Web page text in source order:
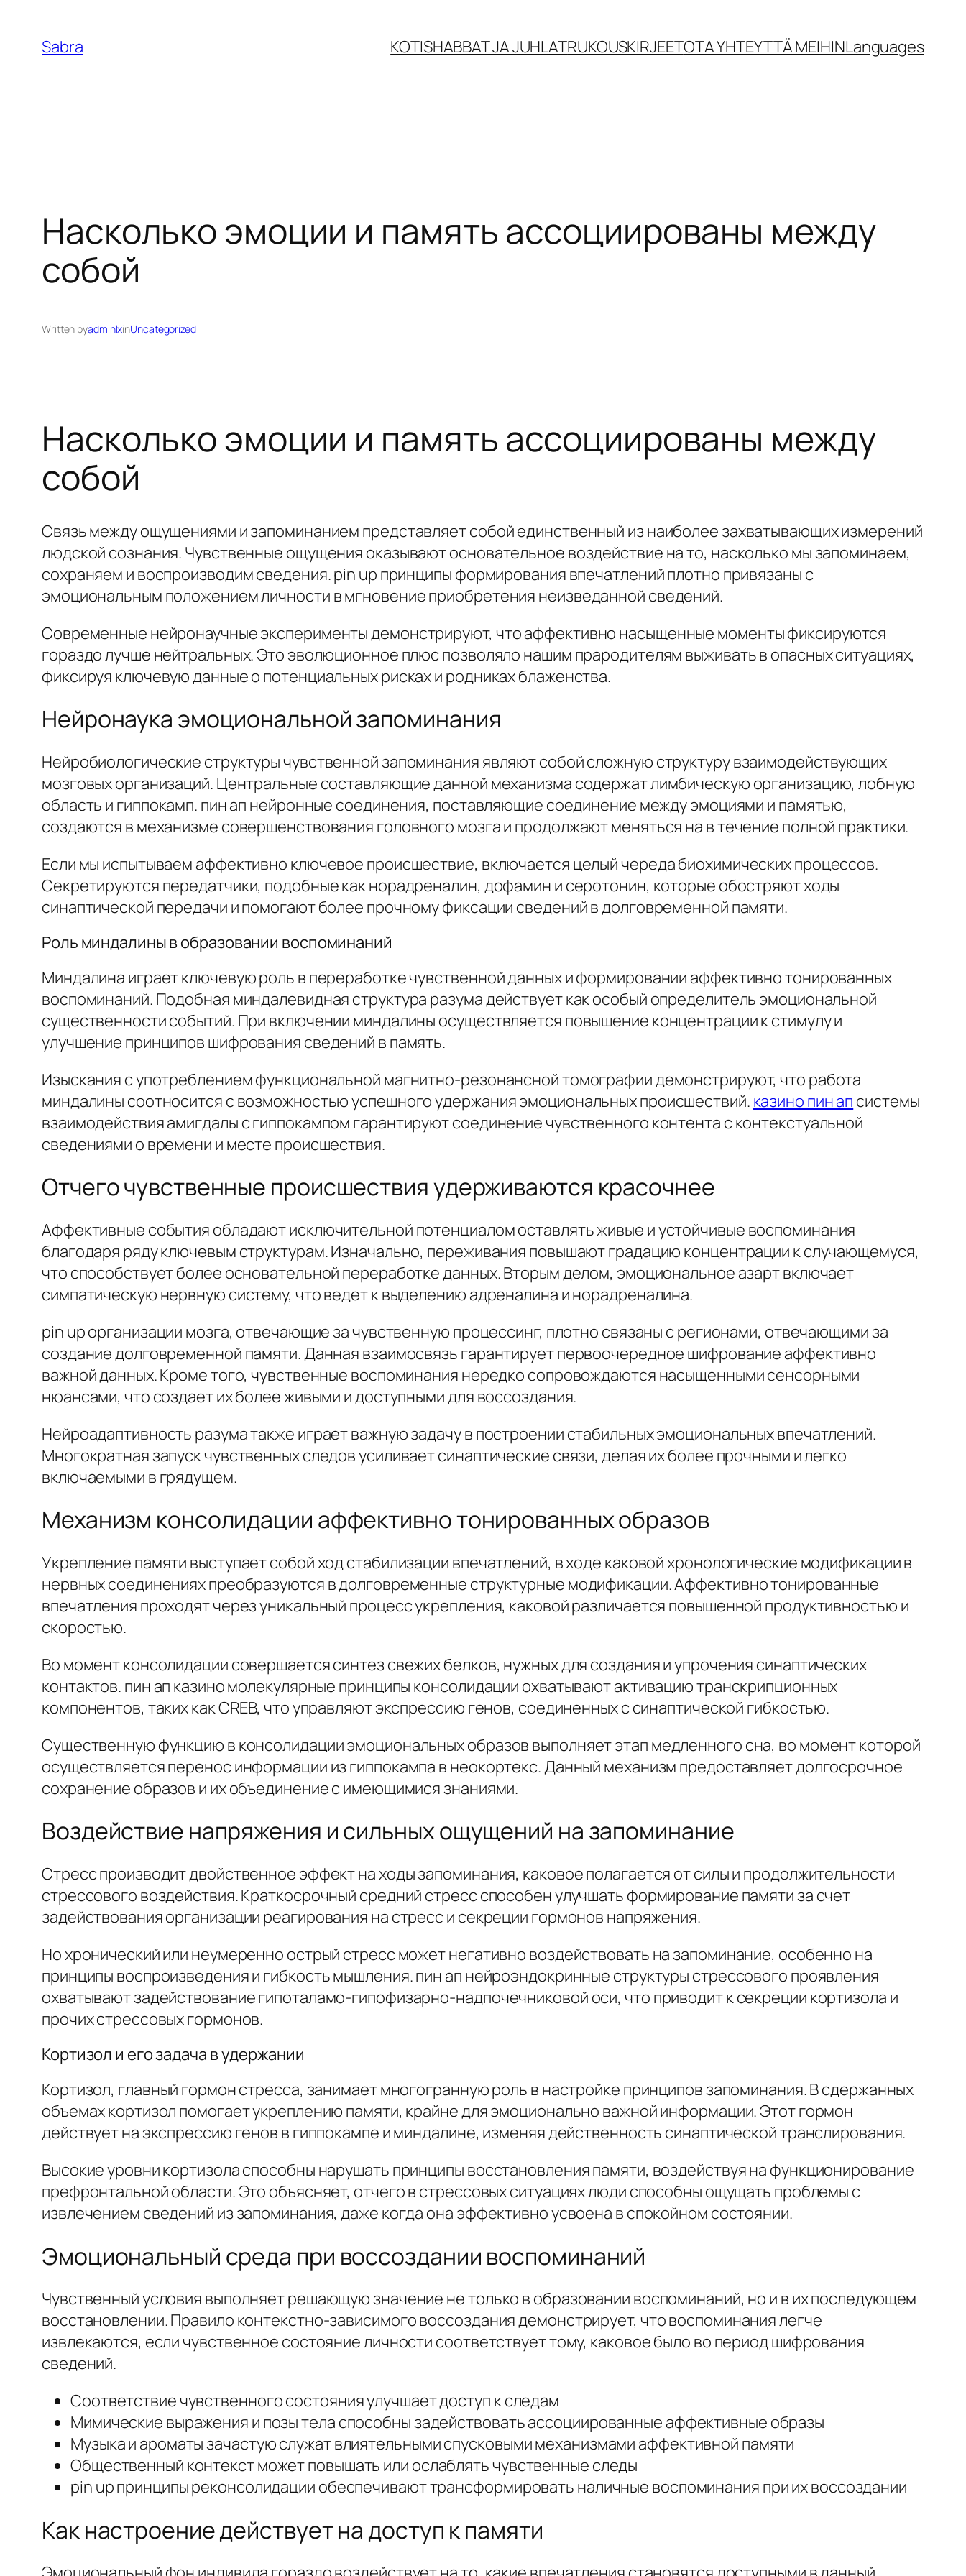
content
Sabra KOTISHABBAT JA JUHLATRUKOUSKIRJEETOTA YHTEYTTÄ MEIHINLanguages
Насколько эмоции и память ассоциированы между
собой
Written byadmlnlxinUncategorized
Насколько эмоции и память ассоциированы между
собой
Связь между ощущениями и запоминанием представляет собой единственный из наиболее захватывающих измерений
людской сознания. Чувственные ощущения оказывают основательное воздействие на то, насколько мы запоминаем,
сохраняем и воспроизводим сведения. pin up принципы формирования впечатлений плотно привязаны с
эмоциональным положением личности в мгновение приобретения неизведанной сведений.
Современные нейронаучные эксперименты демонстрируют, что аффективно насыщенные моменты фиксируются
гораздо лучше нейтральных. Это эволюционное плюс позволяло нашим прародителям выживать в опасных ситуациях,
фиксируя ключевую данные о потенциальных рисках и родниках блаженства.
Нейронаука эмоциональной запоминания
Нейробиологические структуры чувственной запоминания являют собой сложную структуру взаимодействующих
мозговых организаций. Центральные составляющие данной механизма содержат лимбическую организацию, лобную
область и гиппокамп. пин ап нейронные соединения, поставляющие соединение между эмоциями и памятью,
создаются в механизме совершенствования головного мозга и продолжают меняться на в течение полной практики.
Если мы испытываем аффективно ключевое происшествие, включается целый череда биохимических процессов.
Секретируются передатчики, подобные как норадреналин, дофамин и серотонин, которые обостряют ходы
синаптической передачи и помогают более прочному фиксации сведений в долговременной памяти.
Роль миндалины в образовании воспоминаний
Миндалина играет ключевую роль в переработке чувственной данных и формировании аффективно тонированных
воспоминаний. Подобная миндалевидная структура разума действует как особый определитель эмоциональной
существенности событий. При включении миндалины осуществляется повышение концентрации к стимулу и
улучшение принципов шифрования сведений в память.
Изыскания с употреблением функциональной магнитно-резонансной томографии демонстрируют, что работа
миндалины соотносится с возможностью успешного удержания эмоциональных происшествий. казино пин ап системы
взаимодействия амигдалы с гиппокампом гарантируют соединение чувственного контента с контекстуальной
сведениями о времени и месте происшествия.
Отчего чувственные происшествия удерживаются красочнее
Аффективные события обладают исключительной потенциалом оставлять живые и устойчивые воспоминания
благодаря ряду ключевым структурам. Изначально, переживания повышают градацию концентрации к случающемуся,
что способствует более основательной переработке данных. Вторым делом, эмоциональное азарт включает
симпатическую нервную систему, что ведет к выделению адреналина и норадреналина.
pin up организации мозга, отвечающие за чувственную процессинг, плотно связаны с регионами, отвечающими за
создание долговременной памяти. Данная взаимосвязь гарантирует первоочередное шифрование аффективно
важной данных. Кроме того, чувственные воспоминания нередко сопровождаются насыщенными сенсорными
нюансами, что создает их более живыми и доступными для воссоздания.
Нейроадаптивность разума также играет важную задачу в построении стабильных эмоциональных впечатлений.
Многократная запуск чувственных следов усиливает синаптические связи, делая их более прочными и легко
включаемыми в грядущем.
Механизм консолидации аффективно тонированных образов
Укрепление памяти выступает собой ход стабилизации впечатлений, в ходе каковой хронологические модификации в
нервных соединениях преобразуются в долговременные структурные модификации. Аффективно тонированные
впечатления проходят через уникальный процесс укрепления, каковой различается повышенной продуктивностью и
скоростью.
Во момент консолидации совершается синтез свежих белков, нужных для создания и упрочения синаптических
контактов. пин ап казино молекулярные принципы консолидации охватывают активацию транскрипционных
компонентов, таких как CREB, что управляют экспрессию генов, соединенных с синаптической гибкостью.
Существенную функцию в консолидации эмоциональных образов выполняет этап медленного сна, во момент которой
осуществляется перенос информации из гиппокампа в неокортекс. Данный механизм предоставляет долгосрочное
сохранение образов и их объединение с имеющимися знаниями.
Воздействие напряжения и сильных ощущений на запоминание
Стресс производит двойственное эффект на ходы запоминания, каковое полагается от силы и продолжительности
стрессового воздействия. Краткосрочный средний стресс способен улучшать формирование памяти за счет
задействования организации реагирования на стресс и секреции гормонов напряжения.
Но хронический или неумеренно острый стресс может негативно воздействовать на запоминание, особенно на
принципы воспроизведения и гибкость мышления. пин ап нейроэндокринные структуры стрессового проявления
охватывают задействование гипоталамо-гипофизарно-надпочечниковой оси, что приводит к секреции кортизола и
прочих стрессовых гормонов.
Кортизол и его задача в удержании
Кортизол, главный гормон стресса, занимает многогранную роль в настройке принципов запоминания. В сдержанных
объемах кортизол помогает укреплению памяти, крайне для эмоционально важной информации. Этот гормон
действует на экспрессию генов в гиппокампе и миндалине, изменяя действенность синаптической транслирования.
Высокие уровни кортизола способны нарушать принципы восстановления памяти, воздействуя на функционирование
префронтальной области. Это объясняет, отчего в стрессовых ситуациях люди способны ощущать проблемы с
извлечением сведений из запоминания, даже когда она эффективно усвоена в спокойном состоянии.
Эмоциональный среда при воссоздании воспоминаний
Чувственный условия выполняет решающую значение не только в образовании воспоминаний, но и в их последующем
восстановлении. Правило контекстно-зависимого воссоздания демонстрирует, что воспоминания легче
извлекаются, если чувственное состояние личности соответствует тому, каковое было во период шифрования
сведений.
Соответствие чувственного состояния улучшает доступ к следам
Мимические выражения и позы тела способны задействовать ассоциированные аффективные образы
Музыка и ароматы зачастую служат влиятельными спусковыми механизмами аффективной памяти
Общественный контекст может повышать или ослаблять чувственные следы
pin up принципы реконсолидации обеспечивают трансформировать наличные воспоминания при их воссоздании
Как настроение действует на доступ к памяти